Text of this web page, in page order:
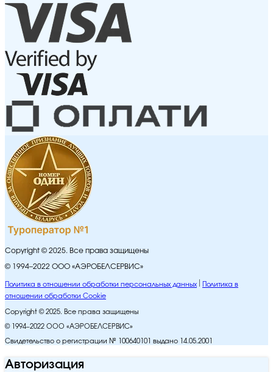
Copyright © 2025. Все права защищены
© 1994–2022 ООО «АЭРОБЕЛСЕРВИС»
Политика в отношении обработки персональных данных
Политика в
отношении обработки Cookie
Copyright © 2025. Все права защищены
© 1994–2022 ООО «АЭРОБЕЛСЕРВИС»
Свидетельство о регистрации № 100640101 выдано 14.05.2001
Авторизация